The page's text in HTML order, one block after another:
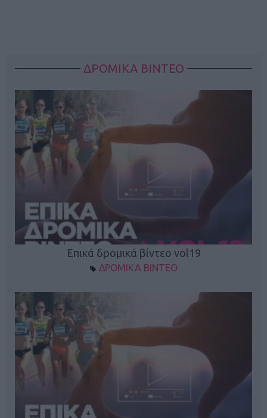
ΔΡΟΜΙΚΑ ΒΙΝΤΕΟ
Επικά δρομικά βίντεο vol19
ΔΡΟΜΙΚΑ ΒΙΝΤΕΟ